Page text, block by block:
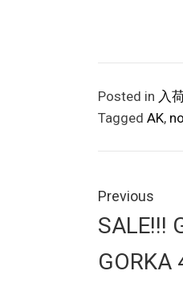
Posted in 入
Tagged AK,
稿
ナ
ビ
Previous
Previous
SALE!!!